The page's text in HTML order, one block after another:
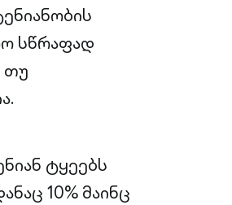
სწრაფად
თუ
ტყეებს
10% მაინც